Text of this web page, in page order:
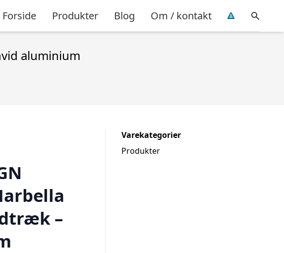
Forside Produkter Blog Om / kontakt
aluminium
–
Varekategorier
Produkter